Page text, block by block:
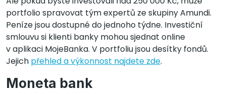
portfolio spravovat tým expertů ze skupiny Amundi.
Peníze jsou dostupné do jednoho týdne. Investiční
smlouvu si klienti banky mohou sjednat online
v aplikaci MojeBanka. V portfoliu jsou desítky fondů.
Jejich přehled a výkonnost najdete zde.
Moneta bank